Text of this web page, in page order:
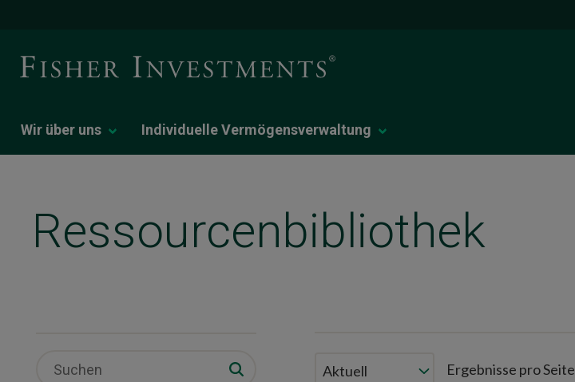
Wir über uns Individuelle Vermögensverwaltung
Ressourcenbibliothek
Ergebnisse pro Seite